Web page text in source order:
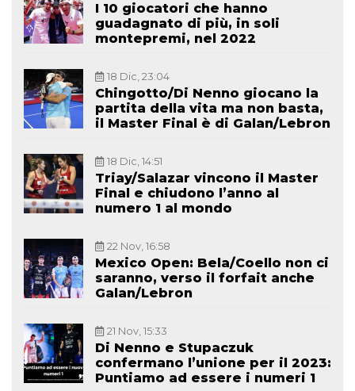
I 10 giocatori che hanno
guadagnato di più, in soli
montepremi, nel 2022
18 Dic, 23:04
Chingotto/Di Nenno giocano la
partita della vita ma non basta,
il Master Final è di Galan/Lebron
18 Dic, 14:51
Triay/Salazar vincono il Master
Final e chiudono l’anno al
numero 1 al mondo
22 Nov, 16:58
Mexico Open: Bela/Coello non ci
saranno, verso il forfait anche
Galan/Lebron
21 Nov, 15:33
Di Nenno e Stupaczuk
confermano l’unione per il 2023:
Puntiamo ad essere i numeri 1